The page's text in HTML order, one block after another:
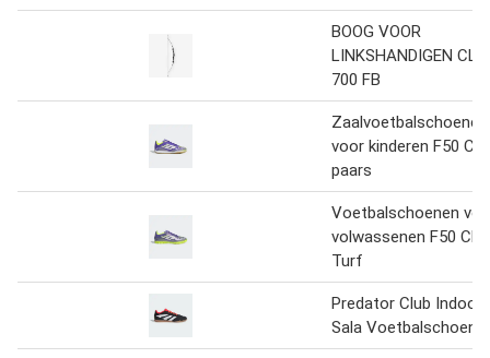
BOOG VOOR
LINKSHANDIGEN
700 FB
Zaalvoetbalschoenen
voor kinderen F50
paars
Voetbalschoenen
volwassenen F50
Turf
Predator Club Indoor
Sala